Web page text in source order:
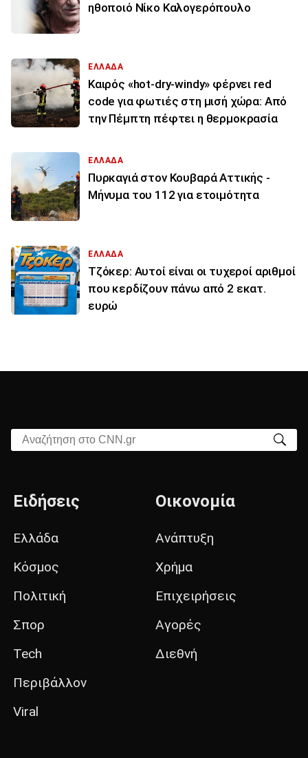
ηθοποιό Νίκο Καλογερόπουλο
ΕΛΛΑΔΑ
Καιρός «hot-dry-windy» φέρνει red
code για φωτιές στη μισή χώρα: Από
την Πέμπτη πέφτει η θερμοκρασία
ΕΛΛΑΔΑ
Πυρκαγιά στον Κουβαρά Αττικής -
Μήνυμα του 112 για ετοιμότητα
ΕΛΛΑΔΑ
Τζόκερ: Αυτοί είναι οι τυχεροί αριθμοί
που κερδίζουν πάνω από 2 εκατ.
ευρώ
Αναζήτηση στο CNN.gr
Ειδήσεις
Ελλάδα
Κόσμος
Πολιτική
Σπορ
Tech
Περιβάλλον
Viral
Οικονομία
Ανάπτυξη
Χρήμα
Επιχειρήσεις
Αγορές
Διεθνή